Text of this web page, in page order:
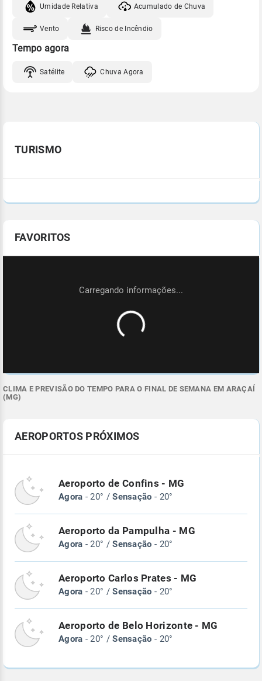
Umidade Relativa Acumulado de Chuva
Vento Risco de Incêndio
Tempo agora
Satélite Chuva Agora
TURISMO
FAVORITOS
CLIMA E PREVISÃO DO TEMPO PARA O FINAL DE SEMANA EM ARAÇAÍ
(MG)
AEROPORTOS PRÓXIMOS
Aeroporto de Confins - MG
Agora - 20° /Sensação - 20°
Aeroporto da Pampulha - MG
Agora - 20° /Sensação - 20°
Aeroporto Carlos Prates - MG
Agora - 20° /Sensação - 20°
Aeroporto de Belo Horizonte - MG
Agora - 20° /Sensação - 20°